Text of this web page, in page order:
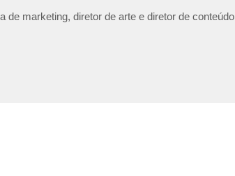
de marketing, diretor de arte e diretor de conteúdo